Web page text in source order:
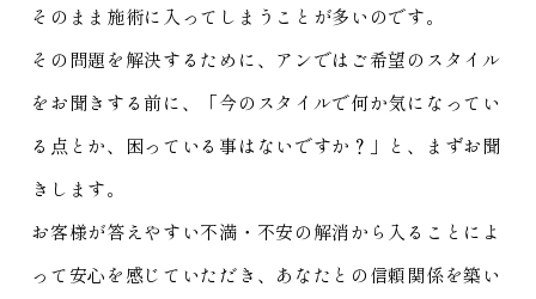
そのまま施術に入ってしまうことが多いのです。
その問題を解決するために、アンではご希望のスタイル
をお聞きする前に、「今のスタイルで何か気になってい
る点とか、困っている事はないですか？」と、まずお聞
きします。
お客様が答えやすい不満・不安の解消から入ることによ
って安心を感じていただき、あなたとの信頼関係を築い